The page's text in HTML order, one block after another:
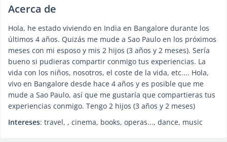
Acerca de
Hola, he estado viviendo en India en Bangalore durante los
últimos 4 años. Quizás me mude a Sao Paulo en los próximos
meses con mi esposo y mis 2 hijos (3 años y 2 meses). Sería
bueno si pudieras compartir conmigo tus experiencias. La
vida con los niños, nosotros, el coste de la vida, etc.... Hola,
vivo en Bangalore desde hace 4 años y es posible que me
mude a Sao Paulo, así que me gustaría que compartieras tus
experiencias conmigo. Tengo 2 hijos (3 años y 2 meses)
Intereses: travel, , cinema, books, operas..., dance, music